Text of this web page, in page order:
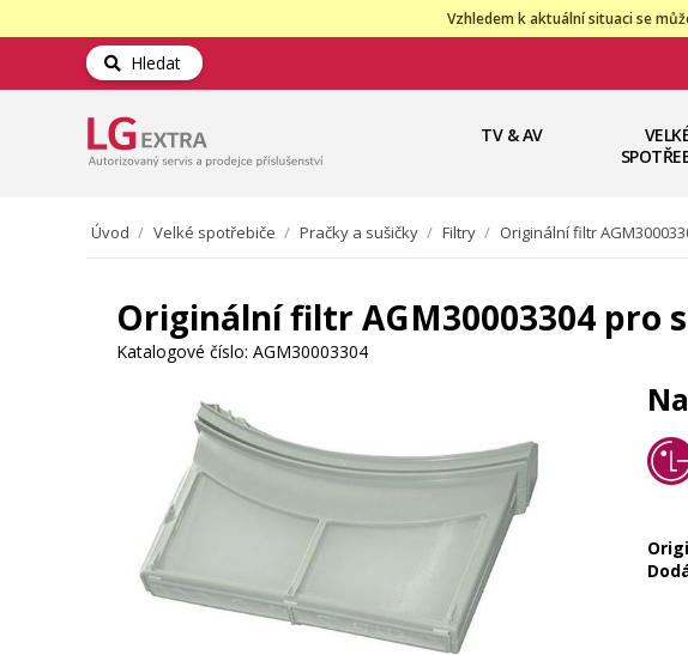
Vzhledem k aktuální situaci se
Hledat
TV & AV
Úvod / Velké spotřebiče / Pračky a sušičky / Filtry / Originální filtr
Originální filtr AGM30003304 pro
Katalogové číslo: AGM30003304